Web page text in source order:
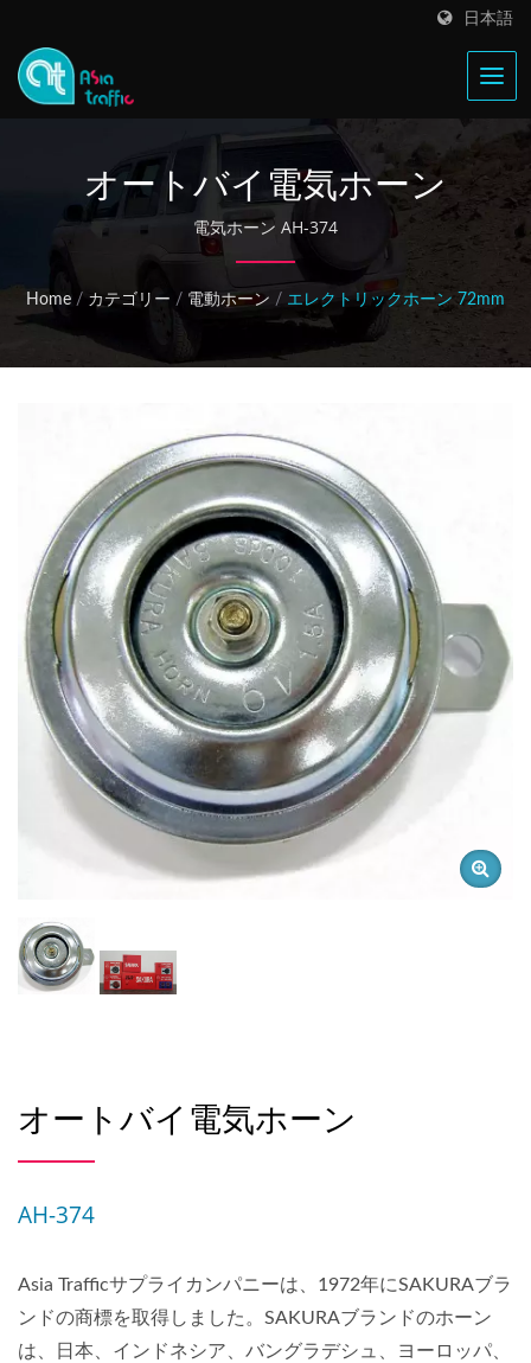
日本語
オートバイ電気ホーン
電気ホーン AH-374
Home / カテゴリー / 電動ホーン / エレクトリックホーン 72mm
オートバイ電気ホーン
AH-374
Asia Trafficサプライカンパニーは、1972年にSAKURAブラ
ンドの商標を取得しました。SAKURAブランドのホーン
は、日本、インドネシア、バングラデシュ、ヨーロッパ、